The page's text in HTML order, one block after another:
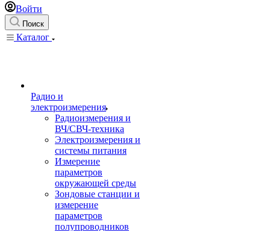
Войти
Поиск
Каталог
Радио и
электроизмерения
Радиоизмерения и
ВЧ/СВЧ-техника
Электроизмерения и
системы питания
Измерение
параметров
окружающей среды
Зондовые станции и
измерение
параметров
полупроводников